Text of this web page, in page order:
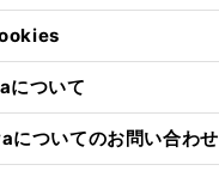
ついて
ついてのお問い合わせ